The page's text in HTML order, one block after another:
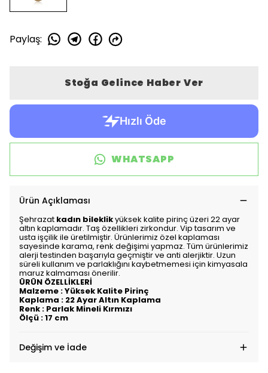
Paylaş:
Stoğa Gelince Haber Ver
WHATSAPP
Ürün Açıklaması
Şehrazat kadın bileklikyüksek kalite pirinç üzeri 22 ayar
altın kaplamadır. Taş özellikleri zirkondur. Vip tasarım ve
usta işçilik ile üretilmiştir. Ürünlerimiz özel kaplaması
sayesinde karama, renk değişimi yapmaz. Tüm ürünlerimiz
alerji testinden başarıyla geçmiştir ve anti alerjiktir. Uzun
süreli kullanım ve parlaklığını kaybetmemesi için kimyasala
maruz kalmaması önerilir.
ÜRÜN ÖZELLİKLERİ
Malzeme : Yüksek Kalite Pirinç
Kaplama : 22 Ayar Altın Kaplama
Renk : Parlak Mineli Kırmızı
Ölçü : 17 cm
Değişim ve İade